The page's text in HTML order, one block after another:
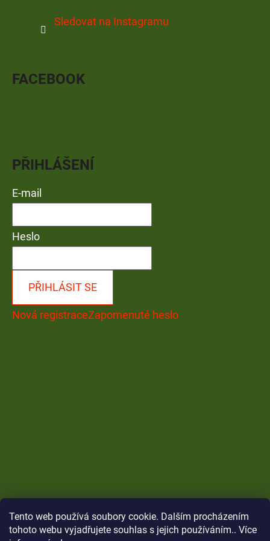
Tento web používá soubory cookie. Dalším procházením
tohoto webu vyjadřujete souhlas s jejich používáním.. Více
Sledovat na Instagramu
FACEBOOK
PŘIHLÁŠENÍ
E-mail
Heslo
PŘIHLÁSIT SE
Nová registraceZapomenuté heslo